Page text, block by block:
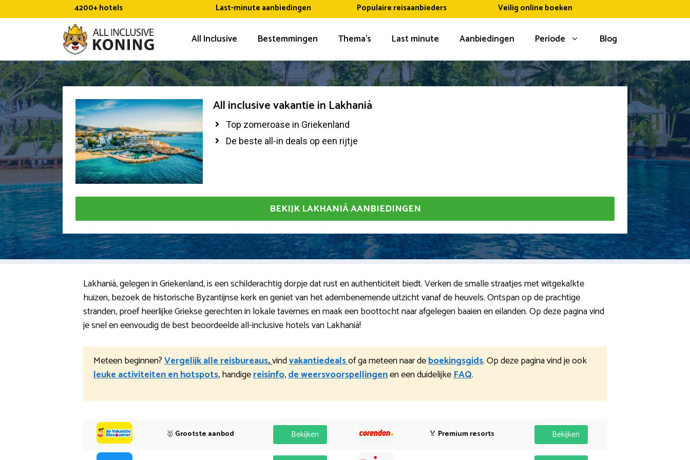
naar
4200+ hotels Last-minute aanbiedingen Populaire reisaanbieders Veilig online boeken
All Inclusive Bestemmingen Thema’s Last minute Aanbiedingen Periode Blog
All inclusive vakantie in Lakhaniá
Top zomeroase in Griekenland
De beste all-in deals op een rijtje
BEKIJK LAKHANIÁ AANBIEDINGEN
Lakhaniá, gelegen in Griekenland, is een schilderachtig dorpje dat rust en authenticiteit biedt. Verken de smalle straatjes met witgekalkte
huizen, bezoek de historische Byzantijnse kerk en geniet van het adembenemende uitzicht vanaf de heuvels. Ontspan op de prachtige
stranden, proef heerlijke Griekse gerechten in lokale tavernes en maak een boottocht naar afgelegen baaien en eilanden. Op deze pagina vind
je snel en eenvoudig de best beoordeelde all-inclusive hotels van Lakhaniá!
Meteen beginnen?Vergelijk alle reisbureaus,vindvakantiedealsof ga meteen naar deboekingsgids. Op deze pagina vind je ook
leuke activiteiten en hotspots, handigereisinfo,de weersvoorspellingenen een duidelijkeFAQ.
🥇 Grootste aanbod Bekijken 🏅 Premium resorts Bekijken